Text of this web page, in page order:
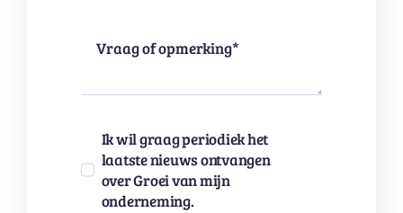
Ik wil graag periodiek het
laatste nieuws ontvangen
over Groei van mijn
onderneming.